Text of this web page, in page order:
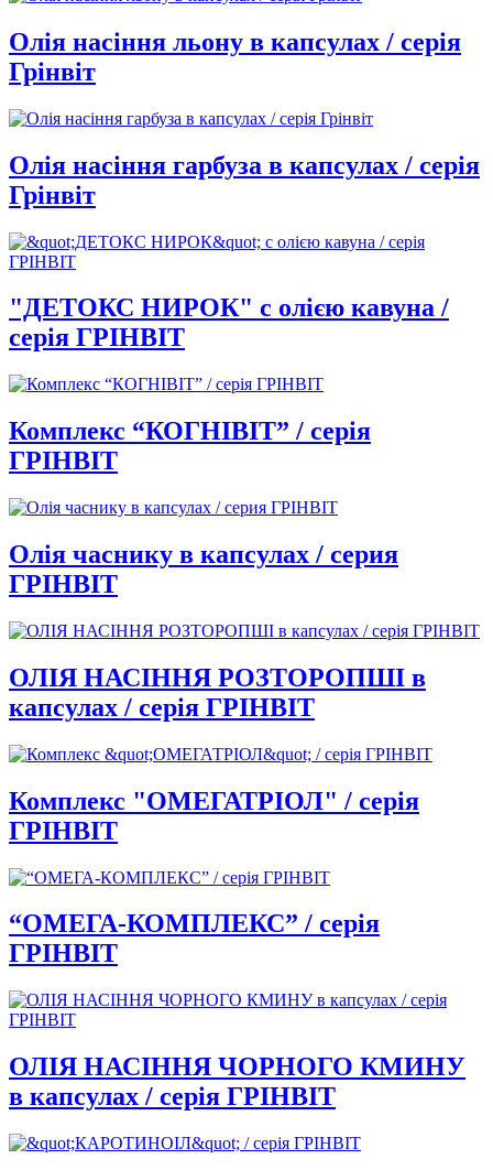
Олія насіння льону в капсулах / серія
Грінвіт
Олія насіння гарбуза в капсулах / серія
Грінвіт
"ДЕТОКС НИРОК" с олією кавуна /
серія ГРІНВІТ
Комплекс “КОГНІВІТ” / серія
ГРІНВІТ
Олія часнику в капсулах / серия
ГРІНВІТ
ОЛІЯ НАСІННЯ РОЗТОРОПШІ в
капсулах / серія ГРІНВІТ
Комплекс "ОМЕГАТРІОЛ" / серія
ГРІНВІТ
“ОМЕГА-КОМПЛЕКС” / серія
ГРІНВІТ
ОЛІЯ НАСІННЯ ЧОРНОГО КМИНУ
в капсулах / серія ГРІНВІТ